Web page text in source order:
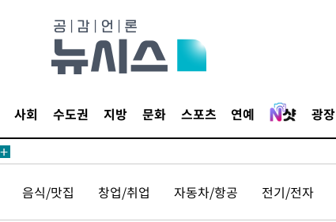
사회 수도권 지방 문화 스포츠 연예 광장
음식/맛집 창업/취업 자동차/항공 전기/전자